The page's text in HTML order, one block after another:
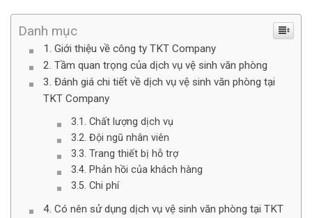
Danh mục
Giới thiệu về công ty TKT Company
Tầm quan trọng của dịch vụ vệ sinh văn phòng
Đánh giá chi tiết về dịch vụ vệ sinh văn phòng tại
TKT Company
Chất lượng dịch vụ
Đội ngũ nhân viên
Trang thiết bị hỗ trợ
Phản hồi của khách hàng
Chi phí
Có nên sử dụng dịch vụ vệ sinh văn phòng tại TKT